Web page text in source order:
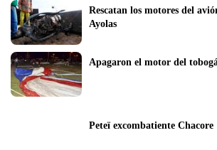
Rescatan los motores del
Ayolas
Apagaron el motor del
Peteï excombatiente Chacore